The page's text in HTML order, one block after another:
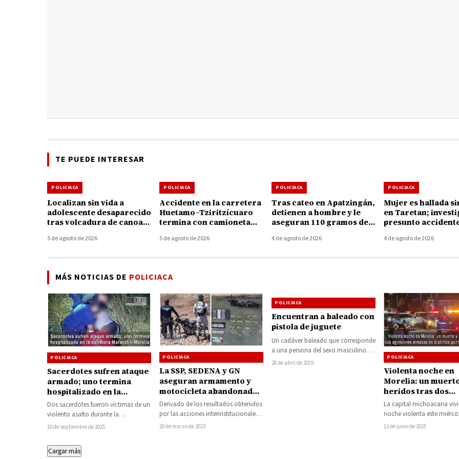
TE PUEDE INTERESAR
POLICIACA
Localizan sin vida a
adolescente desaparecido
tras volcadura de canoa
5 de agosto de 2026
POLICIACA
Accidente en la carretera
Huetamo–Tziritzícuaro
termina con camioneta
desaparece del lugar
5 de agosto de 2026
POLICIACA
Tras cateo en Apatzingán,
detienen a hombre y le
aseguran 110 gramos de
4 de agosto de 2026
POLICIACA
Mujer es hallada
en Taretan;
presunto
4 de agosto de 2026
MÁS NOTICIAS DE POLICIACA
POLICIACA
Sacerdotes sufren ataque
armado; uno termina
hospitalizado en la
carretera Maravatío-
Morelia
Dos sacerdotes fueron víctimas de un
violento asalto durante la
madrugada de este miércoles sobre
10 de septiembre de 2025
POLICIACA
La SSP, SEDENA y GN
aseguran armamento y
motocicleta abandonada
en Churumuco
Derivado de los resultados obtenidos
por las acciones interinstitucionales
por parte de las Secretarías de
20 de marzo de 2023
POLICIACA
Encuentran a baleado con
pistola de juguete
Un cadáver baleado que corresponde
a una persona del sexo masculino
fue encontrado tirado en una zanja
28 de abril de 2019
POLICIACA
Violenta noche en
Morelia: un
heridos tras dos
agresiones
distintos puntos de
ciudad
La capital michoacana
noche violenta este
registrarse dos ataques
12 de junio de 2025
Cargar más